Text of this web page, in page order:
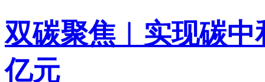
双碳聚焦︱实现碳中
亿元